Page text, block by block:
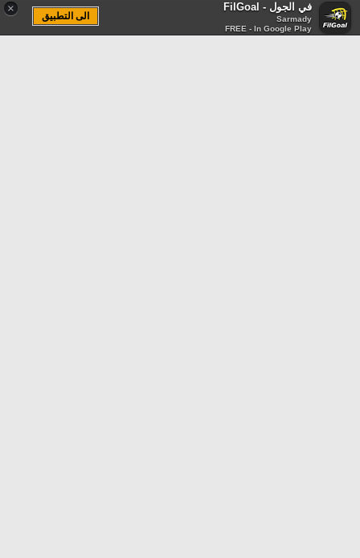
× في الجول - FilGoal
Sarmady
FREE - In Google Play
الى التطبيق